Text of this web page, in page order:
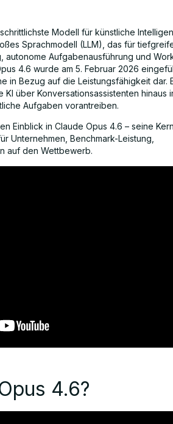
Modell für künstliche
Sprachmodell (LLM), das für
Aufgabenausführung und
4.6 wurde am 5. Februar 2026
in Bezug auf die Leistungsfähigkeit dar.
über Konversationsassistenten hinaus
Aufgaben vorantreiben.
Einblick in Claude Opus 4.6 – seine
Unternehmen, Benchmark-Leistung,
auf den Wettbewerb.
4.6?